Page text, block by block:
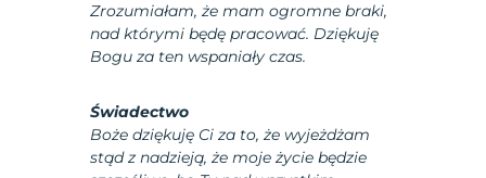
Zrozumiałam, że mam ogromne braki,
nad którymi będę pracować. Dziękuję
Bogu za ten wspaniały czas.
Świadectwo
Boże dziękuję Ci za to, że wyjeżdżam
stąd z nadzieją, że moje życie będzie